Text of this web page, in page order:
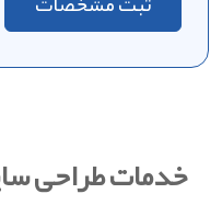
خدمات طراحی